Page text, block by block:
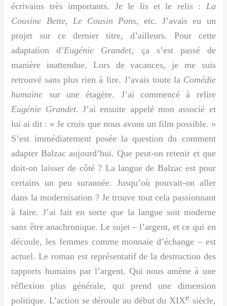
écrivains très importants. Je le lis et le relis : La
Cousine Bette, Le Cousin Pons, etc. J’avais eu un
projet sur ce dernier titre, d’ailleurs. Pour cette
adaptation d’Eugénie Grandet, ça s’est passé de
manière inattendue. Lors de vacances, je me suis
retrouvé sans plus rien à lire. J’avais toute la Comédie
humaine sur une étagère. J’ai commencé à relire
Eugénie Grandet. J’ai ensuite appelé mon associé et
lui ai dit : « Je crois que nous avons un film possible. »
S’est immédiatement posée la question du comment
adapter Balzac aujourd’hui. Que peut-on retenir et que
doit-on laisser de côté ? La langue de Balzac est pour
certains un peu surannée. Jusqu’où pouvait-on aller
dans la modernisation ? Je trouve tout cela passionnant
à faire. J’ai fait en sorte que la langue soit moderne
sans être anachronique. Le sujet – l’argent, et ce qui en
découle, les femmes comme monnaie d’échange – est
actuel. Le roman est représentatif de la destruction des
rapports humains par l’argent. Qui nous amène à une
réflexion plus générale, qui prend une dimension
politique. L’action se déroule au début du XIXesiècle,